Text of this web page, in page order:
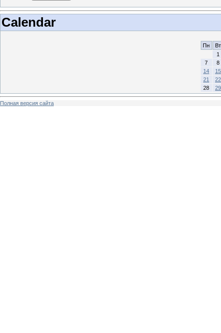
Calendar
Пн
Вт
1
7
8
14
15
21
22
28
29
Полная версия сайта